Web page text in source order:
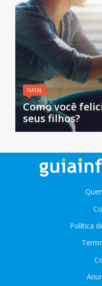
NATAL
Como você
seus filhos?
Política